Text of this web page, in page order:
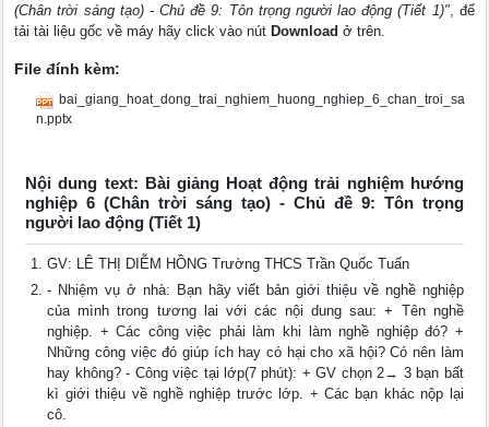
(Chân trời sáng tạo) - Chủ đề 9: Tôn trọng người lao động (Tiết 1)", để
tải tài liệu gốc về máy hãy click vào nút Download ở trên.
File đính kèm:
bai_giang_hoat_dong_trai_nghiem_huong_nghiep_6_chan_troi_sa
n.pptx
Nội dung text: Bài giảng Hoạt động trải nghiệm hướng
nghiệp 6 (Chân trời sáng tạo) - Chủ đề 9: Tôn trọng
người lao động (Tiết 1)
GV: LÊ THỊ DIỄM HỒNG Trường THCS Trần Quốc Tuấn
- Nhiệm vụ ở nhà: Bạn hãy viết bản giới thiệu về nghề nghiệp
của mình trong tương lai với các nội dung sau: + Tên nghề
nghiệp. + Các công việc phải làm khi làm nghề nghiệp đó? +
Những công việc đó giúp ích hay có hại cho xã hội? Có nên làm
hay không? - Công việc tại lớp(7 phút): + GV chọn 2→ 3 bạn bất
kì giới thiệu về nghề nghiệp trước lớp. + Các bạn khác nộp lại
cô.